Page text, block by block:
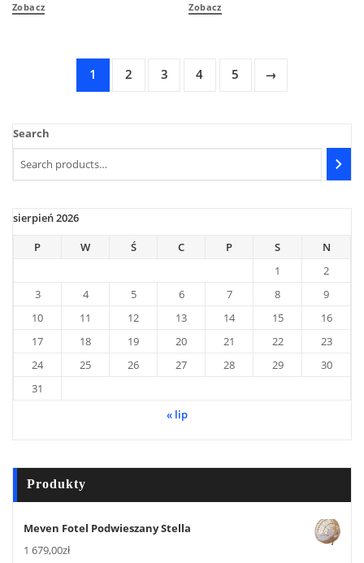
Zobacz Zobacz
1 2 3 4 5 →
Search
sierpień 2026
P
W Ś C P S
N
1
2
3
4 5 6 7 8
9
10
11 12 13 14 15
16
17
18 19 20 21 22
23
24
25 26 27 28 29
30
31
« lip
Produkty
Meven Fotel Podwieszany Stella
1 679,00zł